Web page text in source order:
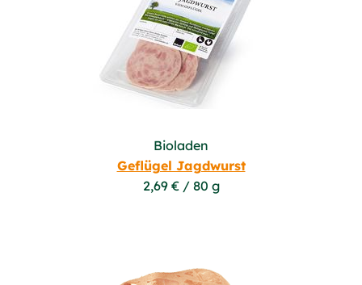
Bioladen
Geflügel Jagdwurst
2,69 € / 80 g